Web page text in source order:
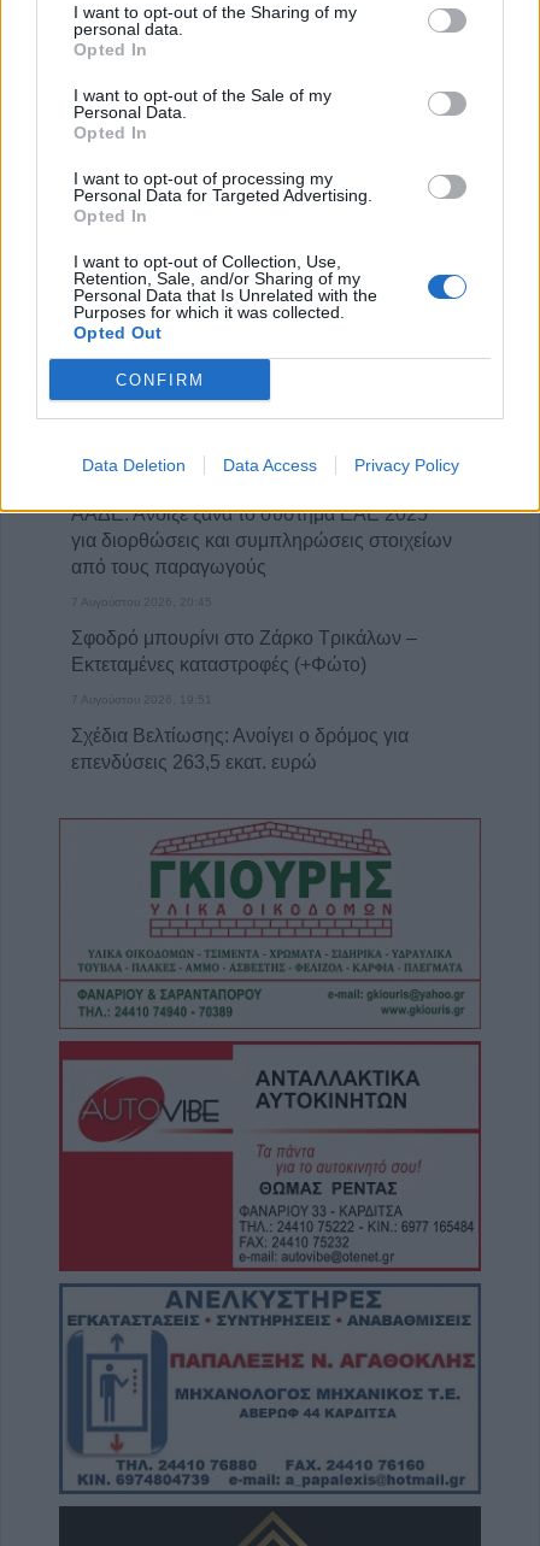
I want to opt-out of the Sharing of my
personal data.
Opted In
I want to opt-out of the Sale of my
Personal Data.
Opted In
I want to opt-out of processing my
Personal Data for Targeted Advertising.
Opted In
I want to opt-out of Collection, Use,
Retention, Sale, and/or Sharing of my
Personal Data that Is Unrelated with the
Purposes for which it was collected.
Opted Out
CONFIRM
Data Deletion Data Access Privacy Policy
Λαμία: Απατεώνες άρπαξαν μεγάλο
χρηματικό ποσό από ηλικιωμένη
7 Αυγούστου 2026, 21:19
Τοποθετήθηκε ο νέος χλοοτάπητας στο
Δημοτικό Γήπεδο Μουζακίου (+Φώτο)
Μονοτεχνική Καρδίτσας: Η no1 επιλογή σε
ανακαινίσεις εσωτερικών και εξωτερικών
7 Αυγούστου 2026, 20:48
ΑΑΔΕ: Άνοιξε ξανά το σύστημα ΕΑΕ 2025
για διορθώσεις και συμπληρώσεις στοιχείων
από τους παραγωγούς
7 Αυγούστου 2026, 20:45
Σφοδρό μπουρίνι στο Ζάρκο Τρικάλων –
Εκτεταμένες καταστροφές (+Φώτο)
7 Αυγούστου 2026, 19:51
Σχέδια Βελτίωσης: Ανοίγει ο δρόμος για
επενδύσεις 263,5 εκατ. ευρώ
Καταβλήθηκαν 33,58 εκατ. ευρώ σε 67.746
δικαιούχους για την αγορά λιπασμάτων
7 Αυγούστου 2026, 19:35
Η Αγγλική Ποδοσφαιρική Ομοσπονδία
καταργεί τα τσιμεντένια προστατευτικά γύρω
απ’ τον αγωνιστικό χώρο μετά τον θάνατο
ποδοσφαιριστή
Το Σάββατο 8 Αυγούστου η κηδεία της
Μάχης Νίκου
7 Αυγούστου 2026, 19:18
Κύπελλο Ελλάδας: Το πλήρες πρόγραμμα
του 2ου προκριματικού γύρου - Στο γήπεδο
του Μακεδονικού το Αναγέννηση - Άρης
Το Σάββατο 8 Αυγούστου η κηδεία της
Αθανασίας Βρέκου
7 Αυγούστου 2026, 18:20
Συμμαχία Υπέρ των Πολιτών: Σκιές για το
κόστος, τους όρους, τον τρόπο και τον
φορέα δημοπράτησης των κολυμβητικών
δεξαμενών της Περιφερειακής Αρχής
Κουρέτα